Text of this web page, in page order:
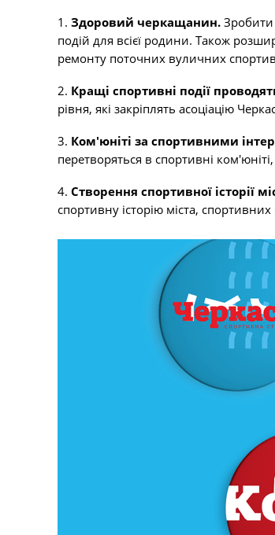
1. Здоровий черкащанин. Зробити
подій для всієї родини. Також
ремонту поточних вуличних
2. Кращі спортивні події
рівня, які закріплять асоціацію
3. Ком'юніті за спортивними
перетворяться в спортивні
4. Створення спортивної історії
спортивну історію міста, спортивних